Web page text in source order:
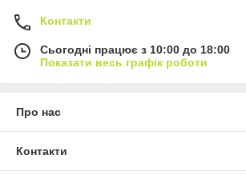
Контакти
Сьогодні працює з 10:00 до 18:00
Показати весь графік роботи
Про нас
Контакти